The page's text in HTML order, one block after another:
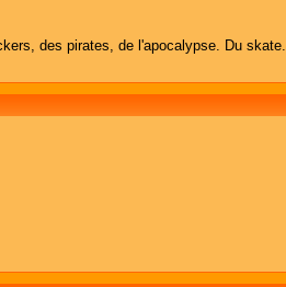
des pirates, de l'apocalypse. Du